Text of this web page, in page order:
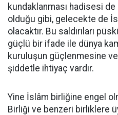
kundaklanması hadisesi
olduğu gibi, gelecekte de
olacaktır. Bu saldırıları
güçlü bir ifade ile dünya
kuruluşun güçlenmesine
şiddetle ihtiyaç vardır.
Yine İslâm birliğine engel
Birliği ve benzeri birliklere